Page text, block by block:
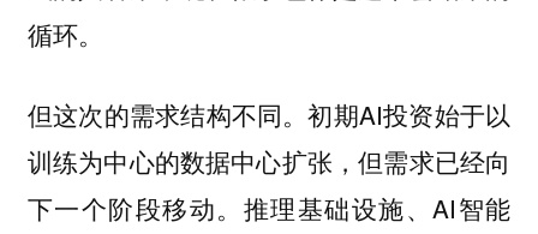
循环。
但这次的需求结构不同。初期AI投资始于以
训练为中心的数据中心扩张，但需求已经向
下一个阶段移动。推理基础设施、AI智能